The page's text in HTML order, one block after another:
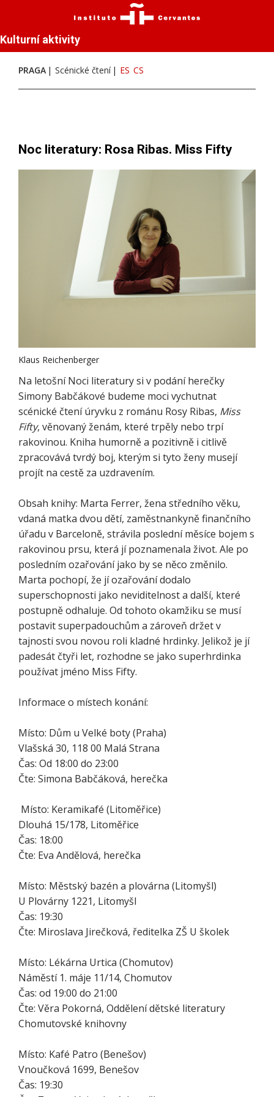
Kulturní aktivity
PRAGA Scénické čtení ES CS
Noc literatury: Rosa Ribas. Miss Fifty
Klaus Reichenberger
Na letošní Noci literatury si v podání herečky
Simony Babčákové budeme moci vychutnat
scénické čtení úryvku z románu Rosy Ribas, Miss
Fifty, věnovaný ženám, které trpěly nebo trpí
rakovinou. Kniha humorně a pozitivně i citlivě
zpracovává tvrdý boj, kterým si tyto ženy musejí
projít na cestě za uzdravením.
Obsah knihy: Marta Ferrer, žena středního věku,
vdaná matka dvou dětí, zaměstnankyně finančního
úřadu v Barceloně, strávila poslední měsíce bojem s
rakovinou prsu, která jí poznamenala život. Ale po
posledním ozařování jako by se něco změnilo.
Marta pochopí, že jí ozařování dodalo
superschopnosti jako neviditelnost a další, které
postupně odhaluje. Od tohoto okamžiku se musí
postavit superpadouchům a zároveň držet v
tajnosti svou novou roli kladné hrdinky. Jelikož je jí
padesát čtyři let, rozhodne se jako superhrdinka
používat jméno Miss Fifty.
Informace o místech konání:
Místo: Dům u Velké boty (Praha)
Vlašská 30, 118 00 Malá Strana
Čas: Od 18:00 do 23:00
Čte: Simona Babčáková, herečka
Místo: Keramikafé (Litoměřice)
Dlouhá 15/178, Litoměřice
Čas: 18:00
Čte: Eva Andělová, herečka
Místo: Městský bazén a plovárna (Litomyšl)
U Plovárny 1221, Litomyšl
Čas: 19:30
Čte: Miroslava Jirečková, ředitelka ZŠ U školek
Místo: Lékárna Urtica (Chomutov)
Náměstí 1. máje 11/14, Chomutov
Čas: od 19:00 do 21:00
Čte: Věra Pokorná, Oddělení dětské literatury
Chomutovské knihovny
Místo: Kafé Patro (Benešov)
Vnoučková 1699, Benešov
Čas: 19:30